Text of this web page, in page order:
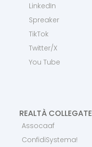
LinkedIn
Spreaker
TikTok
Twitter/X
You Tube
REALTÀ COLLEGATE
Assocaaf
ConfidiSystema!